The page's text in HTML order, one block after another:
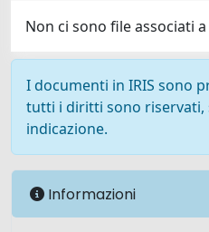
Non ci sono file associati
I documenti in IRIS sono
tutti i diritti sono riservati,
indicazione.
Informazioni